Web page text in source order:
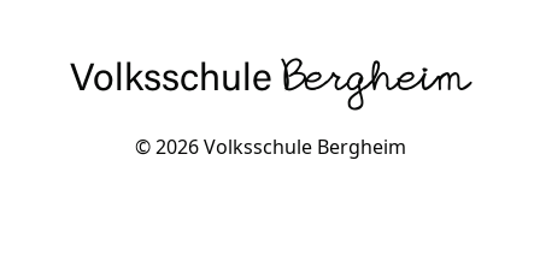
Volksschule Bergheim
© 2026 Volksschule Bergheim